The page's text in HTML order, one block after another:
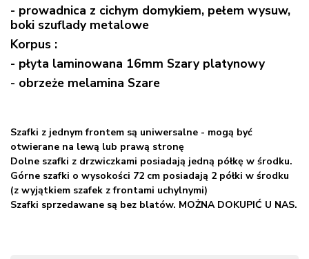
- prowadnica z cichym domykiem, pełem wysuw,
boki szuflady metalowe
Korpus :
- płyta laminowana 16mm Szary platynowy
- obrzeże melamina Szare
Szafki z jednym frontem są uniwersalne - mogą być
otwierane na lewą lub prawą stronę
Dolne szafki z drzwiczkami posiadają jedną półkę w środku.
Górne szafki o wysokości 72 cm posiadają 2 półki w środku
(z wyjątkiem szafek z frontami uchylnymi)
Szafki sprzedawane są bez blatów. MOŻNA DOKUPIĆ U NAS.